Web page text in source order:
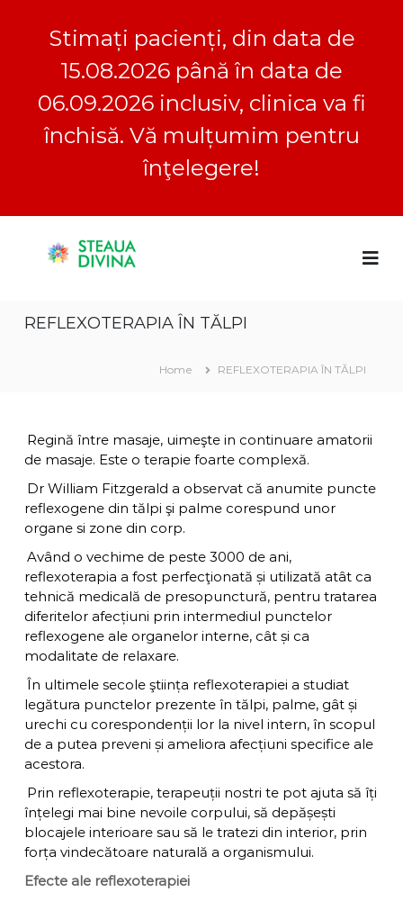
Stimați pacienți, din data de
15.08.2026 până în data de
06.09.2026 inclusiv, clinica va fi
închisă. Vă mulțumim pentru
înţelegere!
a
u
D
i
n
a
c
t
a
i
v
n
a
REFLEXOTERAPIA ÎN TĂLPI
Home REFLEXOTERAPIA ÎN TĂLPI
Regină între masaje, uimeşte in continuare amatorii
de masaje. Este o terapie foarte complexă.
Dr William Fitzgerald a observat că anumite puncte
reflexogene din tălpi şi palme corespund unor
organe si zone din corp.
Având o vechime de peste 3000 de ani,
reflexoterapia a fost perfecţionată și utilizată atât ca
tehnică medicală de presopunctură, pentru tratarea
diferitelor afecțiuni prin intermediul punctelor
reflexogene ale organelor interne, cât și ca
modalitate de relaxare.
În ultimele secole ştiința reflexoterapiei a studiat
legătura punctelor prezente în tălpi, palme, gât și
urechi cu corespondenții lor la nivel intern, în scopul
de a putea preveni și ameliora afecțiuni specifice ale
acestora.
Prin reflexoterapie, terapeuții nostri te pot ajuta să îți
înțelegi mai bine nevoile corpului, să depășești
blocajele interioare sau să le tratezi din interior, prin
forța vindecătoare naturală a organismului.
Efecte ale reflexoterapiei